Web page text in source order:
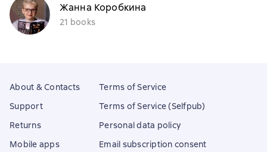
Жанна Коробкина
21 books
About & Contacts
Support
Returns
Mobile apps
Terms of Service
Terms of Service (Selfpub)
Personal data policy
Email subscription consent